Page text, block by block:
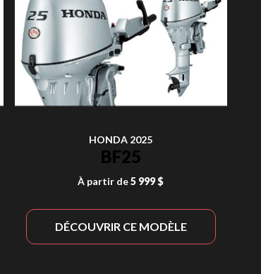
HONDA 2025
BF25
À partir de5 999 $
DÉCOUVRIR CE MODÈLE